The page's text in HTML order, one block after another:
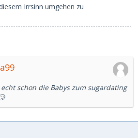
Irrsinn umgehen zu
schon die Babys zum sugardating